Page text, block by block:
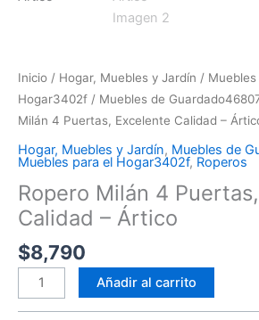
Inicio / Hogar, Muebles y Jardín /
Hogar3402f / Muebles de
Milán 4 Puertas, Excelente Calidad –
Hogar, Muebles y Jardín, Muebles de
Muebles para el Hogar3402f, Roperos
Ropero Milán 4
Calidad – Ártico
$8,790
Añadir al carrito